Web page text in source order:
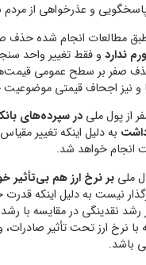
و عذرخواهی از
مطالعات انجام شده حذف
ندارد و فقط تغییر واحد
صفر بر سطح عمومی
و نیز اجحاف قیمتی
از پول ملی در سپرده‌های
به دلیل اینکه تغییر
انجام خواهد شد.
بر نرخ ارز هم بی‌تأثیر
نیست به دلیل اینکه
نقدینگی در مقایسه با
نرخ ارز تحت تأثیر
باشد.